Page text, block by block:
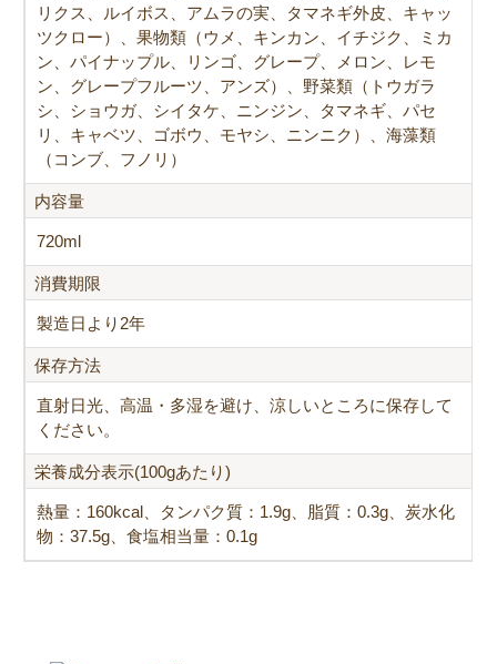
リクス、ルイボス、アムラの実、タマネギ外皮、キャッ
ツクロー）、果物類（ウメ、キンカン、イチジク、ミカ
ン、パイナップル、リンゴ、グレープ、メロン、レモ
ン、グレープフルーツ、アンズ）、野菜類（トウガラ
シ、ショウガ、シイタケ、ニンジン、タマネギ、パセ
リ、キャベツ、ゴボウ、モヤシ、ニンニク）、海藻類
（コンブ、フノリ）
内容量
720ml
消費期限
製造日より2年
保存方法
直射日光、高温・多湿を避け、涼しいところに保存して
ください。
栄養成分表示(100gあたり)
熱量：160kcal、タンパク質：1.9g、脂質：0.3g、炭水化
物：37.5g、食塩相当量：0.1g